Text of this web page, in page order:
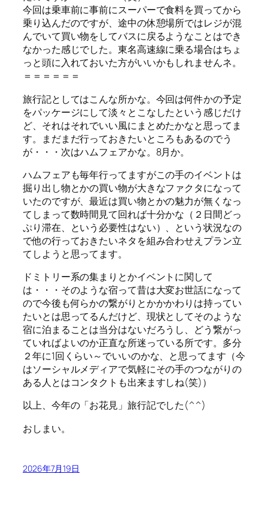
今回は乗車前に事前にスーパーで食料を買ってから
乗り込んだのですが、途中の休憩場所ではレジが混
んでいて買い物をしてバスに戻るようなことはでき
なかった感じでした。東名高速線に乗る場合はちょ
っと頭に入れておいた方がいいかもしれませんネ。
＝＝＝＝＝＝
旅行記としてはこんな所かな。今回は何件かの予定
をパッケージにして淡々とこなしたという感じだけ
ど、それはそれでいい風にまとめたかなと思ってま
す。まだまだ行っておきたいところもあるのでう
が・・・次はハムフェアかな。8月か。
ハムフェアも毎年行ってますがこの手のイベントは
掘り出し物とかの買い物が大きなファクタになって
いたのですが、最近は買い物とかの魅力が無くなっ
てしまって数時間見て回れば十分かな（２日間どっ
ぷり滞在、という必要性はない）、という状況なの
で他の行っておきたいネタを組み合わせえプラン立
てしようと思ってます。
ドミトリー系の集まりとかイベントに関して
は・・・そのような宿って昔は大変お世話になって
ので今後も何らかの繋がりとかかかわりは持ってい
たいとは思ってるんだけど、現状としてそのような
宿に泊まることは当分はないだろうし、どう繋がっ
ていればよいのか正直な所迷っている所です。多分
２年に1回くらい～でいいのかな、と思ってます（今
はソーシャルメディアで気軽にその手のつながりの
ある人とはコンタクトも出来ますしね(笑)）
以上、今年の「お花見」旅行記でした(^^)
おしまい。
2026年7月19日